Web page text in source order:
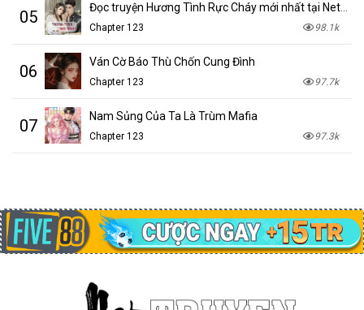
05 Đọc truyện Hương Tình Rực Cháy mới nhất tại NetTruyen
Chapter 123 98.1k
06 Ván Cờ Báo Thù Chốn Cung Đình
Chapter 123 97.7k
07 Nam Sủng Của Ta Là Trùm Mafia
Chapter 123 97.3k